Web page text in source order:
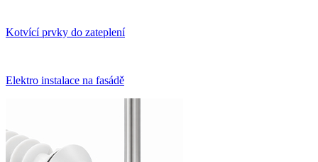
Kotvící prvky do zateplení
Elektro instalace na fasádě